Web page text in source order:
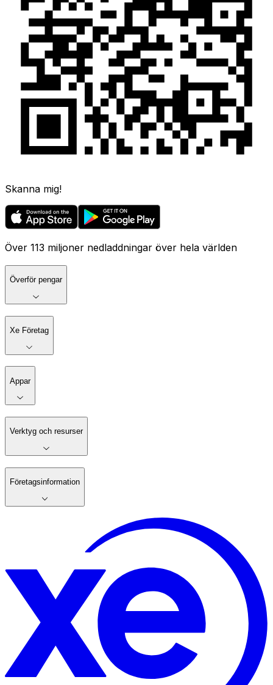
Skanna mig!
Över 113 miljoner nedladdningar över hela världen
Överför pengar
Xe Företag
Appar
Verktyg och resurser
Företagsinformation